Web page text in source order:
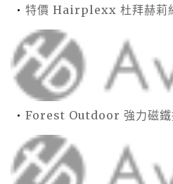
特價 Hairplexx 杜拜赫莉
Forest Outdoor 強力磁鐵